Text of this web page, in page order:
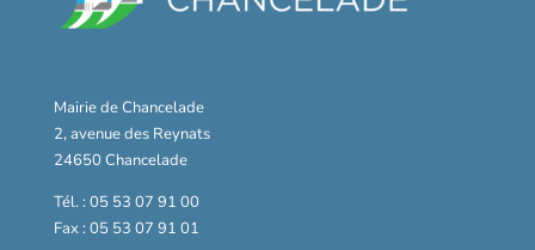
Mairie de Chancelade
2, avenue des Reynats
24650 Chancelade
Tél. : 05 53 07 91 00
Fax : 05 53 07 91 01